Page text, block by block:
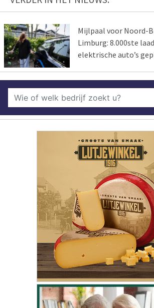
Mijlpaal voor Noord-
Limburg: 8.000ste
elektrische auto’s